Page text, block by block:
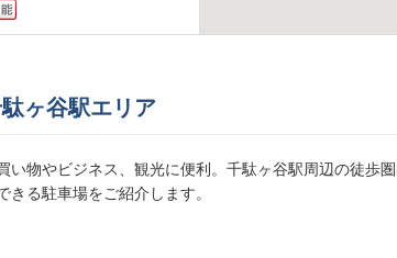
1939mヶ谷駅エリア
い物やビジネス、観光に便利。千駄ヶ谷駅周辺の徒歩
きる駐車場をご紹介します。